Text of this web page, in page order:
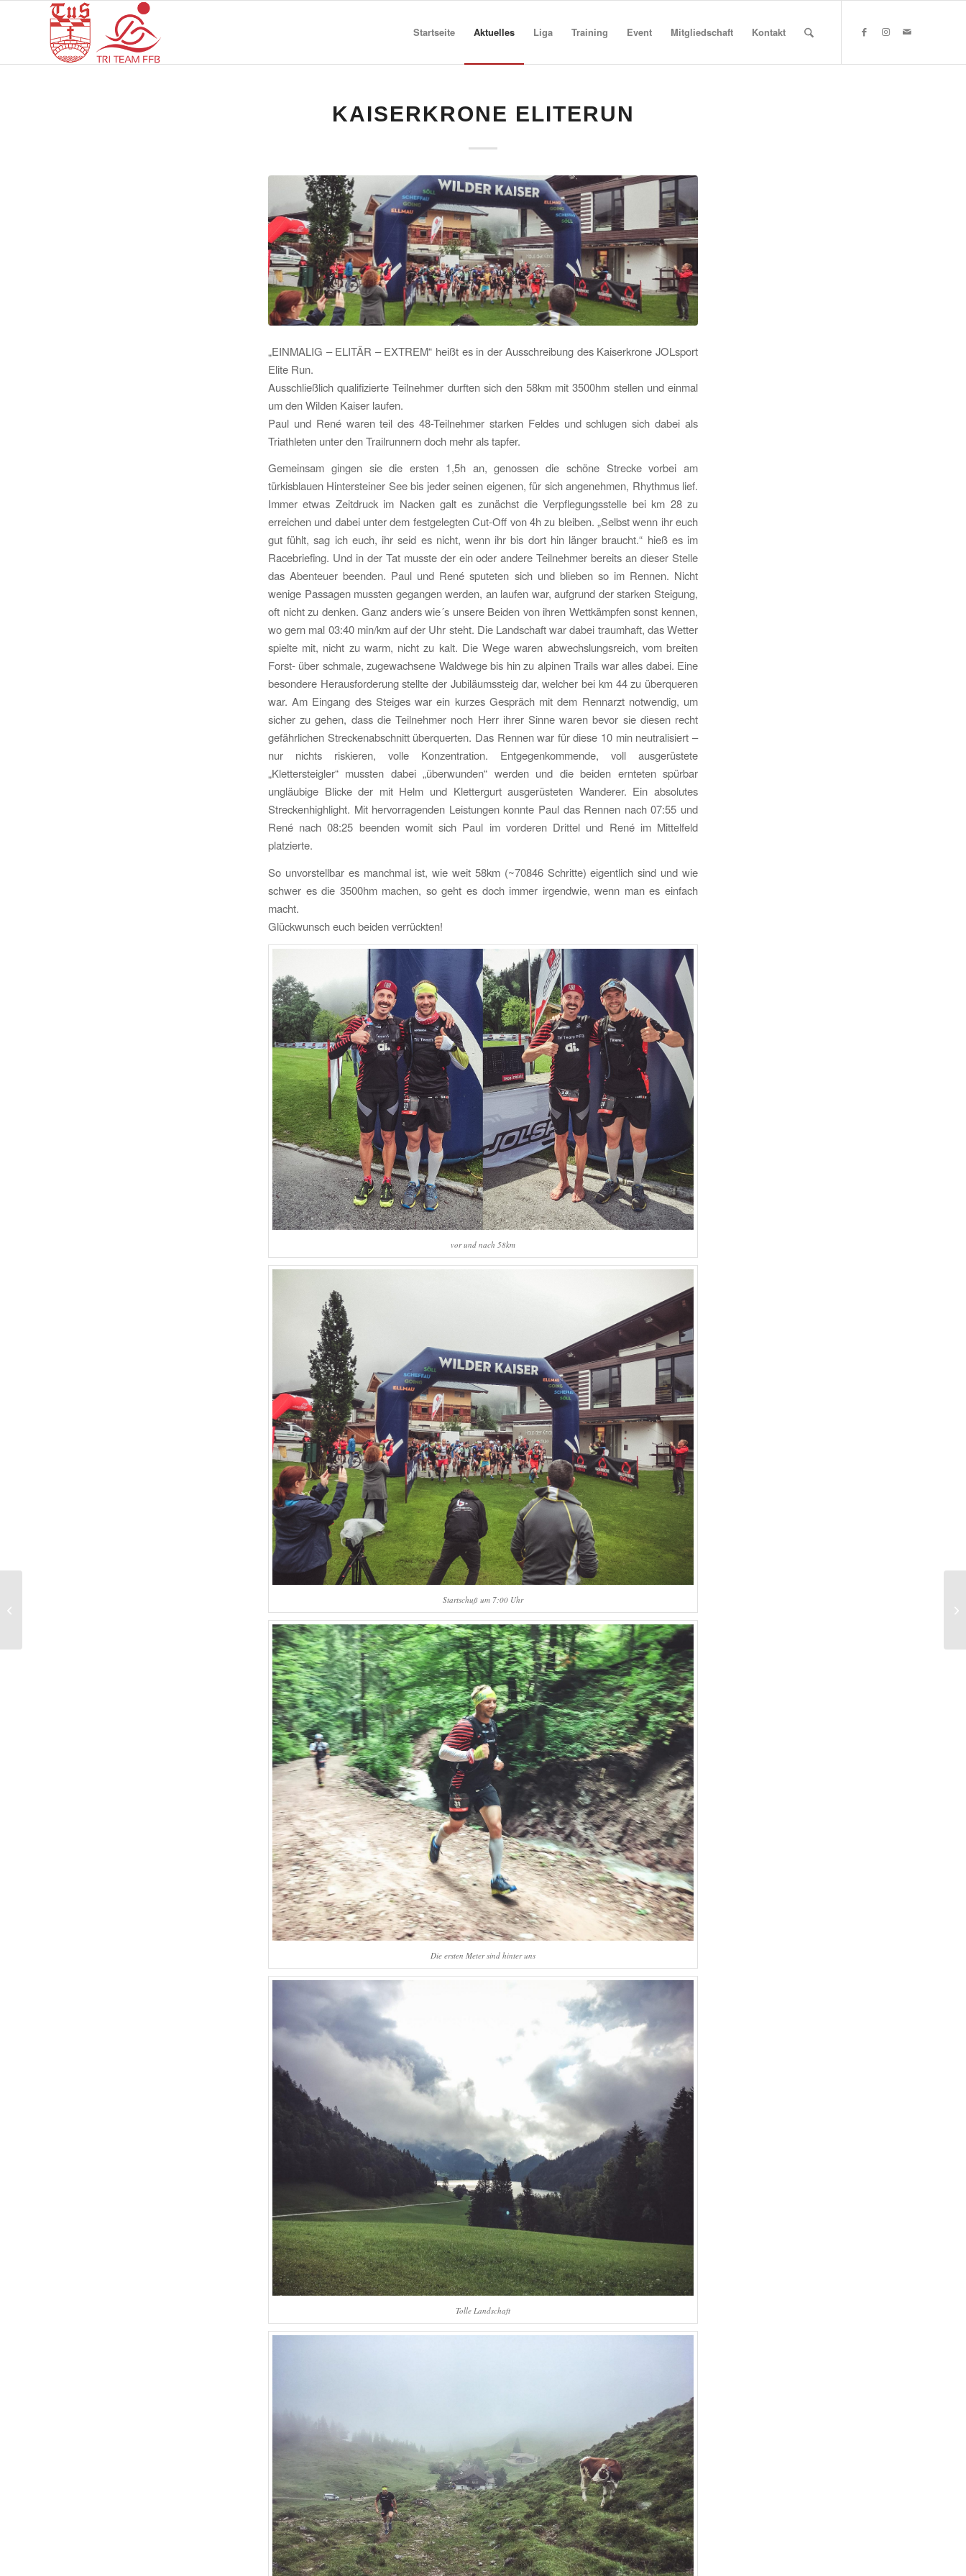
Startseite Aktuelles Liga Training Event Mitgliedschaft Kontakt
KAISERKRONE ELITERUN
„EINMALIG – ELITÄR – EXTREM“ heißt es in der Ausschreibung des Kaiserkrone JOLsport
Elite Run.
Ausschließlich qualifizierte Teilnehmer durften sich den 58km mit 3500hm stellen und einmal
um den Wilden Kaiser laufen.
Paul und René waren teil des 48-Teilnehmer starken Feldes und schlugen sich dabei als
Triathleten unter den Trailrunnern doch mehr als tapfer.
Gemeinsam gingen sie die ersten 1,5h an, genossen die schöne Strecke vorbei am
türkisblauen Hintersteiner See bis jeder seinen eigenen, für sich angenehmen, Rhythmus lief.
Immer etwas Zeitdruck im Nacken galt es zunächst die Verpflegungsstelle bei km 28 zu
erreichen und dabei unter dem festgelegten Cut-Off von 4h zu bleiben. „Selbst wenn ihr euch
gut fühlt, sag ich euch, ihr seid es nicht, wenn ihr bis dort hin länger braucht.“ hieß es im
Racebriefing. Und in der Tat musste der ein oder andere Teilnehmer bereits an dieser Stelle
das Abenteuer beenden. Paul und René sputeten sich und blieben so im Rennen. Nicht
wenige Passagen mussten gegangen werden, an laufen war, aufgrund der starken Steigung,
oft nicht zu denken. Ganz anders wie´s unsere Beiden von ihren Wettkämpfen sonst kennen,
wo gern mal 03:40 min/km auf der Uhr steht. Die Landschaft war dabei traumhaft, das Wetter
spielte mit, nicht zu warm, nicht zu kalt. Die Wege waren abwechslungsreich, vom breiten
Forst- über schmale, zugewachsene Waldwege bis hin zu alpinen Trails war alles dabei. Eine
besondere Herausforderung stellte der Jubiläumssteig dar, welcher bei km 44 zu überqueren
war. Am Eingang des Steiges war ein kurzes Gespräch mit dem Rennarzt notwendig, um
sicher zu gehen, dass die Teilnehmer noch Herr ihrer Sinne waren bevor sie diesen recht
gefährlichen Streckenabschnitt überquerten. Das Rennen war für diese 10 min neutralisiert –
nur nichts riskieren, volle Konzentration. Entgegenkommende, voll ausgerüstete
„Klettersteigler“ mussten dabei „überwunden“ werden und die beiden ernteten spürbar
ungläubige Blicke der mit Helm und Klettergurt ausgerüsteten Wanderer. Ein absolutes
Streckenhighlight. Mit hervorragenden Leistungen konnte Paul das Rennen nach 07:55 und
René nach 08:25 beenden womit sich Paul im vorderen Drittel und René im Mittelfeld
platzierte.
So unvorstellbar es manchmal ist, wie weit 58km (~70846 Schritte) eigentlich sind und wie
schwer es die 3500hm machen, so geht es doch immer irgendwie, wenn man es einfach
macht.
Glückwunsch euch beiden verrückten!
vor und nach 58km
Startschuß um 7:00 Uhr
Die ersten Meter sind hinter uns
Tolle Landschaft